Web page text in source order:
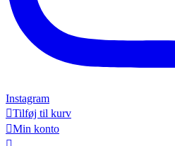
Instagram
Tilføj til kurv
Min konto